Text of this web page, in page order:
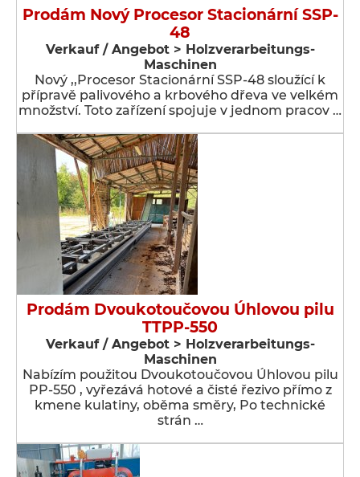
Prodám Nový Procesor Stacionární SSP-
48
Verkauf / Angebot > Holzverarbeitungs-
Maschinen
Nový ,,Procesor Stacionární SSP-48 sloužící k
přípravě palivového a krbového dřeva ve velkém
množství. Toto zařízení spojuje v jednom pracov …
Prodám Dvoukotoučovou Úhlovou pilu
TTPP-550
Verkauf / Angebot > Holzverarbeitungs-
Maschinen
Nabízím použitou Dvoukotoučovou Úhlovou pilu
PP-550 , vyřezává hotové a čisté řezivo přímo z
kmene kulatiny, oběma směry, Po technické
strán …